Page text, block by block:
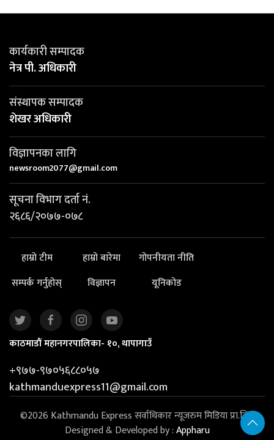
कार्यकारी सम्पादक
नेत्र पी. अधिकारी
संस्थापक सम्पादक
शेखर अधिकारी
विज्ञापनका लागि
newsroom2077@gmail.com
सूचना विभाग दर्ता नं.
२६८६/२०७७-०७८
हाम्रो टीम हाम्रो बारेमा
गोपनीयता नीति
सम्पर्क गर्नुहोस्
विज्ञापन यूनिकोड
काठमाडौं महानगरपालिका- १०, थापागाउँ
+९७७-९७०५६८८०५७
kathmanduexpress11@gmail.com
©2026 Kathmandu Express सर्वाधिकार न्यूजरुम मिडिया प्रा.लि. |
Designed & Developed by :Appharu